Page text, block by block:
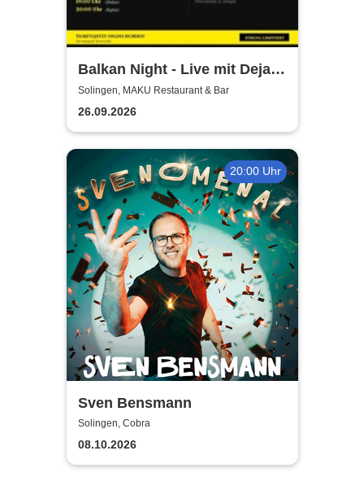
Balkan Night - Live mit Dejan
Crnogorevi & Tijana Gaji
Solingen, MAKU Restaurant & Bar
26.09.2026
20:00 Uhr
Sven Bensmann
Solingen, Cobra
08.10.2026